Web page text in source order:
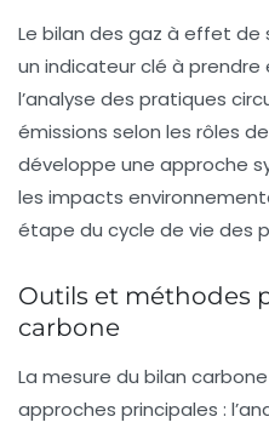
Le bilan des gaz à effet de
un indicateur clé à
l’analyse des pratiques
émissions selon les rôles
développe une approche
les impacts
étape du cycle de vie des
Outils et méthodes
carbone
La mesure du bilan
approches principales :